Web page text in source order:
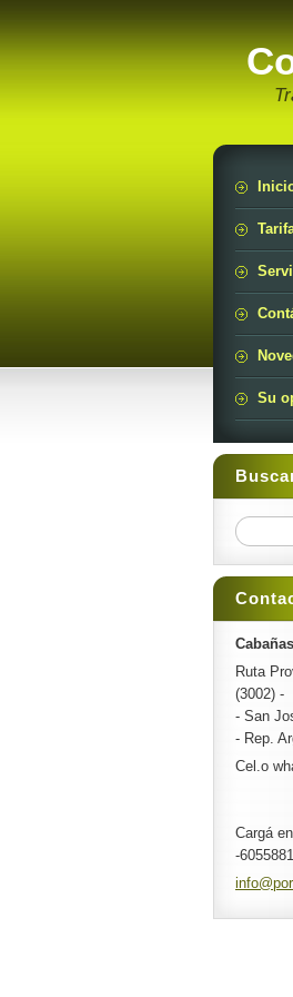
Su
Ruta
(3002) -
- San
- Rep.
Cel.o
Cargá
-
info@por